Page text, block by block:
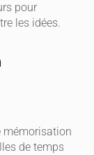
pour
les idées.
mémorisation
de temps